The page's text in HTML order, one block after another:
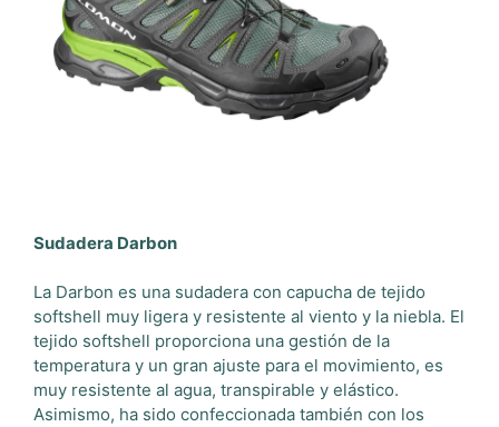
Sudadera Darbon
La Darbon es una sudadera con capucha de tejido
softshell muy ligera y resistente al viento y la niebla. El
tejido softshell proporciona una gestión de la
temperatura y un gran ajuste para el movimiento, es
muy resistente al agua, transpirable y elástico.
Asimismo, ha sido confeccionada también con los